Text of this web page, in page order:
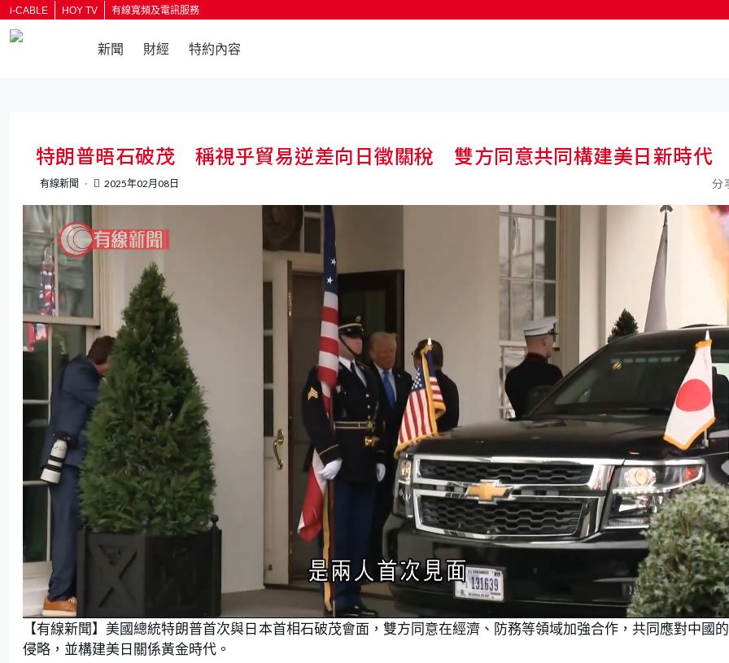
i-CABLE HOY TV 有線寬頻及電訊服務
新聞 財經 特約內容
特朗普晤石破茂 稱視乎貿易逆差向日徵關稅 雙方同意共同構建美日新時代
有線新聞 2025年02月08日 分
U
n
m
u
t
e
o
a
d
e
d
:
【有線新聞】美國總統特朗普首次與日本首相石破茂會面，雙方同意在經濟、防務等領域加強合作，共同應對中國
侵略，並構建美日關係黃金時代。